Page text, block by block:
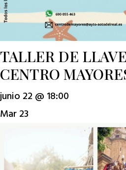
TALLER DE
CENTRO
junio 22 @ 18:00
Mar23